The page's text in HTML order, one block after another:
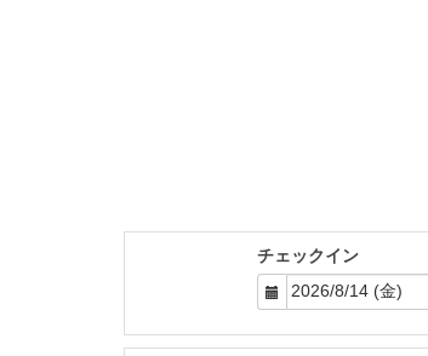
チェックイン